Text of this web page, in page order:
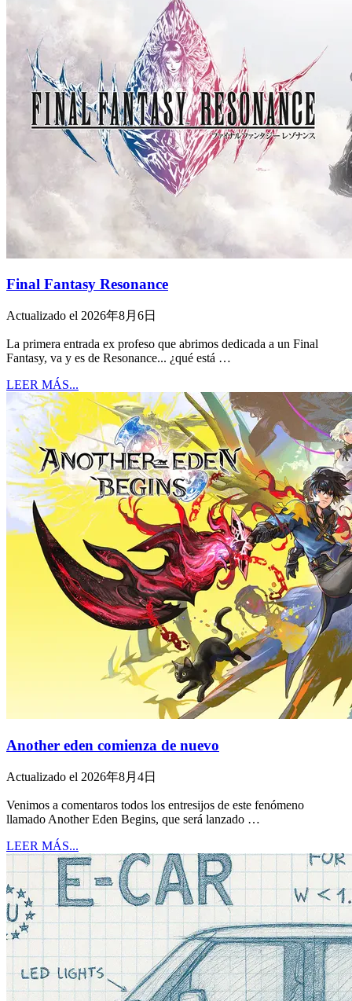
Final Fantasy Resonance
Actualizado el 2026年8月6日
La primera entrada ex profeso que abrimos dedicada a un Final
Fantasy, va y es de Resonance... ¿qué está …
LEER MÁS...
Another eden comienza de nuevo
Actualizado el 2026年8月4日
Venimos a comentaros todos los entresijos de este fenómeno
llamado Another Eden Begins, que será lanzado …
LEER MÁS...